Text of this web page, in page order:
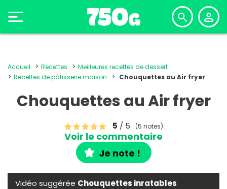
Accueil Recettes
Meilleures recettes de dessert
Recettes de pâtisserie maison
Chouquettes au Air fryer
Chouquettes au Air fryer
5 / 5 (5 notes)
Voir le commentaire
Je note !
Vidéo suggérée Chouquettes inratables